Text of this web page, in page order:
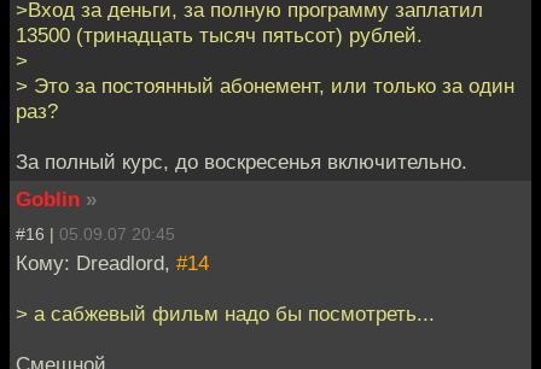
>Вход за деньги, за полную программу заплатил
13500 (тринадцать тысяч пятьсот) рублей.
>
> Это за постоянный абонемент, или только за один
раз?
За полный курс, до воскресенья включительно.
Goblin »
#16 | 05.09.07 20:45
Кому: Dreadlord, #14
> а сабжевый фильм надо бы посмотреть...